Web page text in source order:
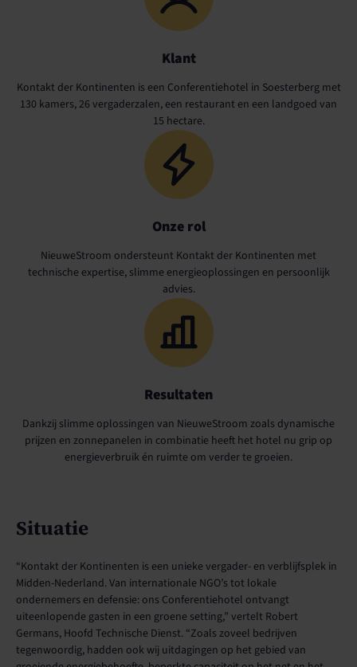
Klant
Kontakt der Kontinenten is een Conferentiehotel in Soesterberg met
130 kamers, 26 vergaderzalen, een restaurant en een landgoed van
15 hectare.
Onze rol
NieuweStroom ondersteunt Kontakt der Kontinenten met
technische expertise, slimme energieoplossingen en persoonlijk
advies.
Resultaten
Dankzij slimme oplossingen van NieuweStroom zoals dynamische
prijzen en zonnepanelen in combinatie heeft het hotel nu grip op
energieverbruik én ruimte om verder te groeien.
Situatie
“Kontakt der Kontinenten is een unieke vergader- en verblijfsplek in
Midden-Nederland. Van internationale NGO’s tot lokale
ondernemers en defensie: ons Conferentiehotel ontvangt
uiteenlopende gasten in een groene setting,” vertelt Robert
Germans, Hoofd Technische Dienst. “Zoals zoveel bedrijven
tegenwoordig, hadden ook wij uitdagingen op het gebied van